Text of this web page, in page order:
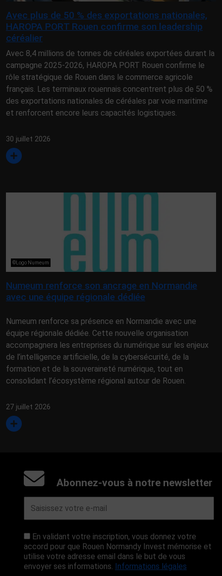
Avec plus de 50 % des exportations nationales,
HAROPA PORT Rouen confirme son leadership
céréalier
Avec 8,4 millions de tonnes de céréales exportées durant la
campagne 2025-2026, HAROPA PORT Rouen confirme le
rôle stratégique de Rouen dans le commerce agricole
français. Les terminaux rouennais concentrent plus de 50 %
des exportations nationales de céréales par voie maritime
et renforcent encore leurs capacités logistiques.
30 juillet 2026
©Logo Numeum
Numeum renforce son ancrage en Normandie
avec une équipe régionale dédiée
Numeum renforce sa présence en Normandie avec une
équipe régionale dédiée. Cette nouvelle organisation
accompagnera les entreprises du numérique sur les enjeux
de l’intelligence artificielle, de la cybersécurité, de la
formation et de la souveraineté numérique, tout en
consolidant l’écosystème régional autour de Rouen.
27 juillet 2026
Abonnez-vous à notre newsletter
En validant votre inscription, vous donnez votre
accord pour que Rouen Normandy Invest mémorise et
utilise votre adresse email dans le but de vous
envoyer ses informations. Informations légales